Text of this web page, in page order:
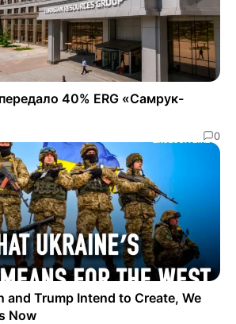
40% ERG «Самрук-
0
and Trump Intend to Create, We
Now